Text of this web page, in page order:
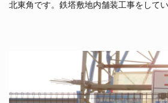
北東角です。鉄塔敷地内舗装工事をしてい